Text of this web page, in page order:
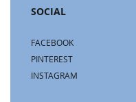
SOCIAL
FACEBOOK
PINTEREST
INSTAGRAM